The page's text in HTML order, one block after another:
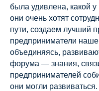
была удивлена, какой у
они очень хотят
пути, создаем лучший
предприниматели
объединяясь,
форума — знания,
предпринимателей
они могли